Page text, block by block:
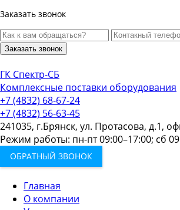
Заказать звонок
Заказать звонок
ГК Спектр-СБ
Комплексные поставки оборудования
+7 (4832) 68-67-24
+7 (4832) 56-63-45
241035, г.Брянск, ул. Протасова, д.1,
Режим работы: пн-пт 09:00–17:00; сб
ОБРАТНЫЙ ЗВОНОК
Главная
О компании